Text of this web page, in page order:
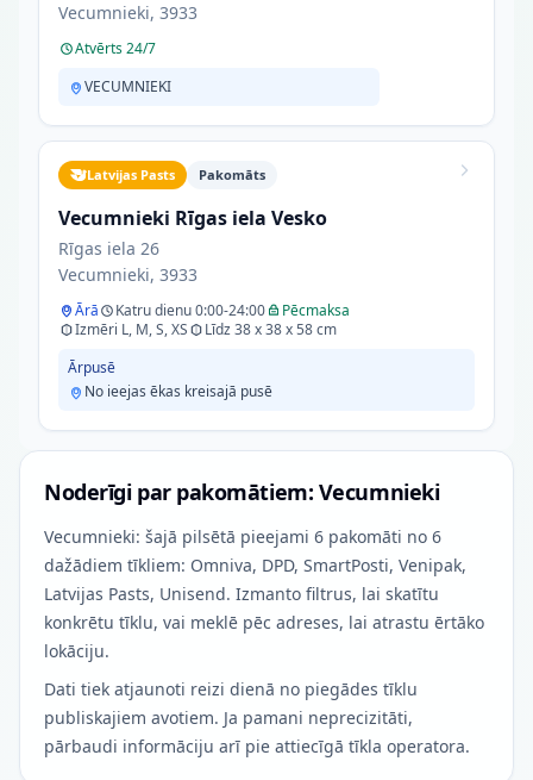
Vecumnieki, 3933
Atvērts 24/7
VECUMNIEKI
Latvijas Pasts Pakomāts
Vecumnieki Rīgas iela Vesko
Rīgas iela 26
Vecumnieki, 3933
Ārā Katru dienu 0:00-24:00
Pēcmaksa
Izmēri L, M, S, XS
Līdz 38 x 38 x 58 cm
Ārpusē
No ieejas ēkas kreisajā pusē
Noderīgi par pakomātiem: Vecumnieki
Vecumnieki: šajā pilsētā pieejami 6 pakomāti no 6
dažādiem tīkliem: Omniva, DPD, SmartPosti, Venipak,
Latvijas Pasts, Unisend. Izmanto filtrus, lai skatītu
konkrētu tīklu, vai meklē pēc adreses, lai atrastu ērtāko
lokāciju.
Dati tiek atjaunoti reizi dienā no piegādes tīklu
publiskajiem avotiem. Ja pamani neprecizitāti,
pārbaudi informāciju arī pie attiecīgā tīkla operatora.